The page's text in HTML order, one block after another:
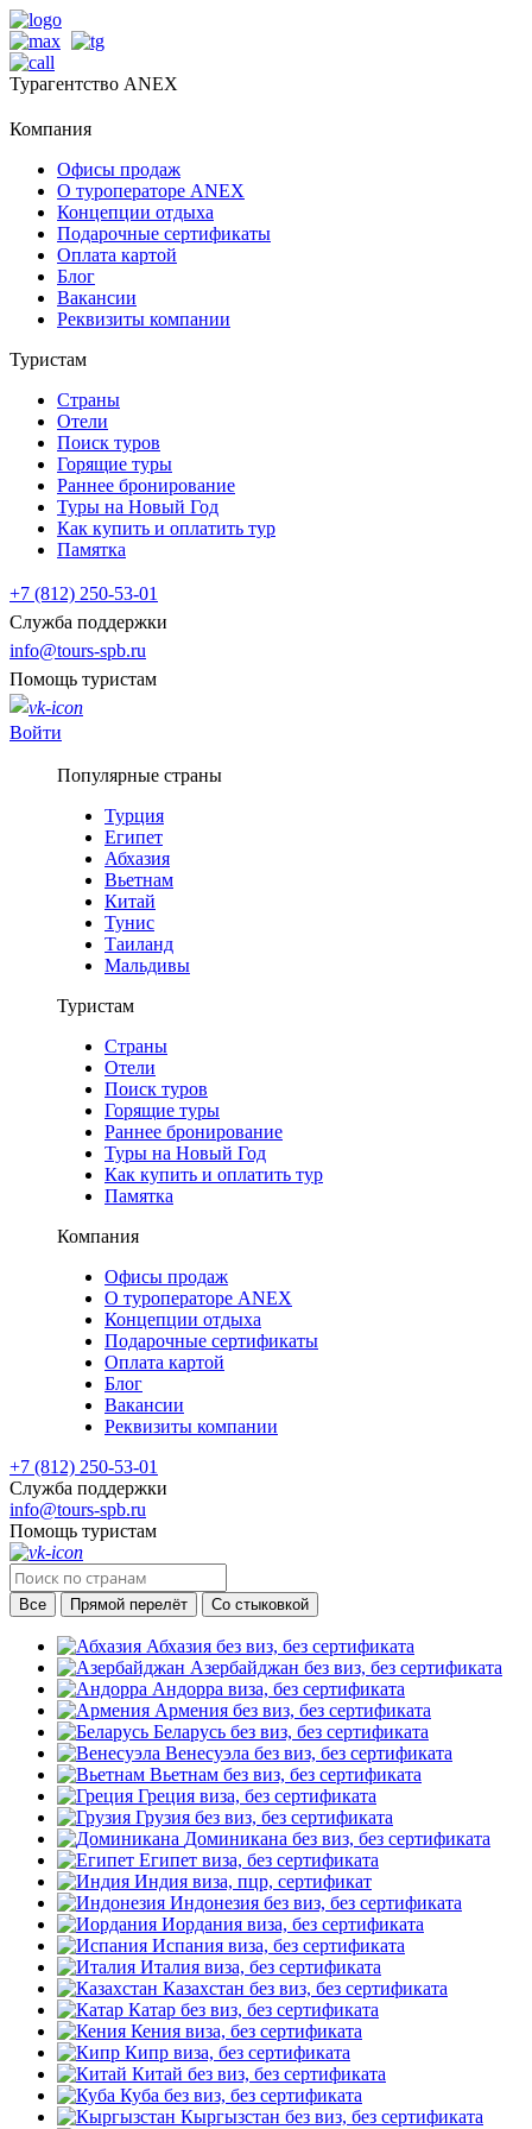
Турагентство ANEX
Компания
Офисы продаж
О туроператоре ANEX
Концепции отдыха
Подарочные сертификаты
Оплата картой
Блог
Вакансии
Реквизиты компании
Туристам
Страны
Отели
Поиск туров
Горящие туры
Раннее бронирование
Туры на Новый Год
Как купить и оплатить тур
Памятка
+7 (812) 250-53-01
Служба поддержки
info@tours-spb.ru
Помощь туристам
Войти
Популярные страны
Турция
Египет
Абхазия
Вьетнам
Китай
Тунис
Таиланд
Мальдивы
Туристам
Страны
Отели
Поиск туров
Горящие туры
Раннее бронирование
Туры на Новый Год
Как купить и оплатить тур
Памятка
Компания
Офисы продаж
О туроператоре ANEX
Концепции отдыха
Подарочные сертификаты
Оплата картой
Блог
Вакансии
Реквизиты компании
+7 (812) 250-53-01
Служба поддержки
info@tours-spb.ru
Помощь туристам
Все Прямой перелёт Со стыковкой
Абхазия без виз, без сертификата
Азербайджан без виз, без сертификата
Андорра виза, без сертификата
Армения без виз, без сертификата
Беларусь без виз, без сертификата
Венесуэла без виз, без сертификата
Вьетнам без виз, без сертификата
Греция виза, без сертификата
Грузия без виз, без сертификата
Доминикана без виз, без сертификата
Египет виза, без сертификата
Индия виза, пцр, сертификат
Индонезия без виз, без сертификата
Иордания виза, без сертификата
Испания виза, без сертификата
Италия виза, без сертификата
Казахстан без виз, без сертификата
Катар без виз, без сертификата
Кения виза, без сертификата
Кипр виза, без сертификата
Китай без виз, без сертификата
Куба без виз, без сертификата
Кыргызстан без виз, без сертификата